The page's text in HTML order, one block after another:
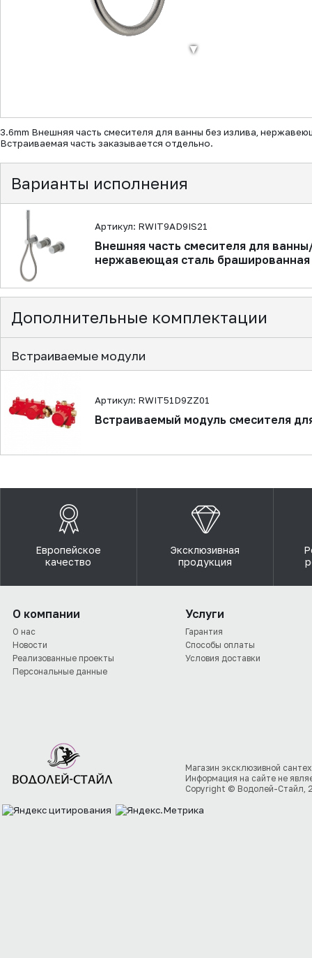
▼
3.6mm Внешняя часть смесителя для ванны без излива,
Встраиваемая часть заказывается отдельно.
Варианты исполнения
Артикул: RWIT9AD9IS21
Внешняя часть смесителя для
нержавеющая сталь брашированная
Дополнительные комплектации
Встраиваемые модули
Артикул: RWIT51D9ZZ01
Встраиваемый модуль смесителя
Европейское
качество
Эксклюзивная
продукция
О компании
О нас
Новости
Реализованные проекты
Персональные данные
Услуги
Гарантия
Способы оплаты
Условия доставки
Магазин эксклюзивной
Информация на сайте не
Copyright © Водолей-Стайл,